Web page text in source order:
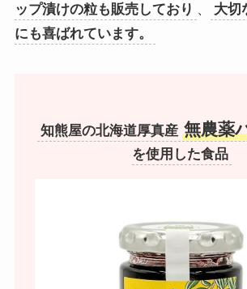
ップ漬けの粒も販売しており 、
大切
にも喜ばれています。
知熊屋の北海道厚真産 無農薬
を使用した食品